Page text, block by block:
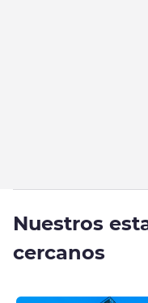
Nuestros
cercanos